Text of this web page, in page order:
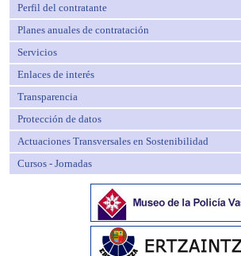
Perfil del contratante
Planes anuales de contratación
Servicios
Enlaces de interés
Transparencia
Protección de datos
Actuaciones Transversales en Sostenibilidad
Cursos - Jornadas